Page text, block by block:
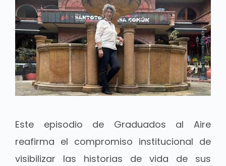
Este episodio de Graduados al Aire
reafirma el compromiso institucional de
visibilizar las historias de vida de sus